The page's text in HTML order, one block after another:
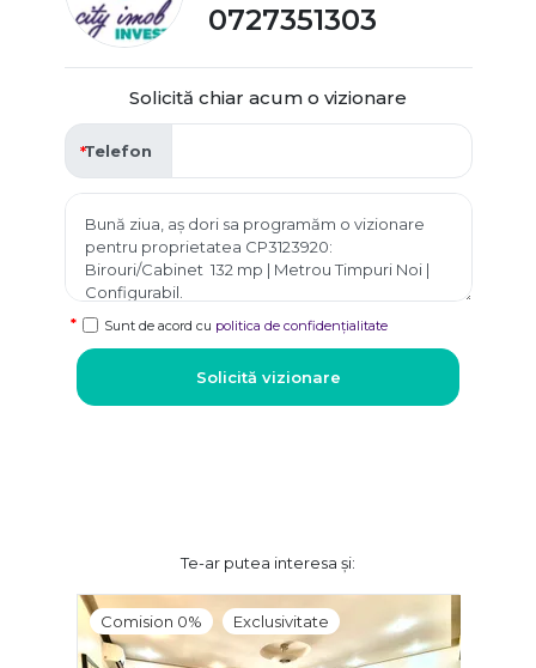
0727351303
Solicită chiar acum o vizionare
Telefon
Sunt de acord cu politica de confidențialitate
Solicită vizionare
Te-ar putea interesa și:
Comision 0% Exclusivitate